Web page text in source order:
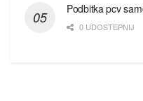
Podbitka pcv
0 UDOSTEPNIJ